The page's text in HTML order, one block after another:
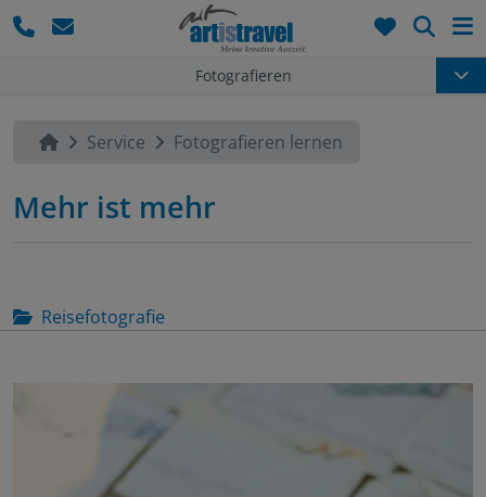
Fotografieren
Service Fotografieren lernen
Mehr ist mehr
Reisefotografie